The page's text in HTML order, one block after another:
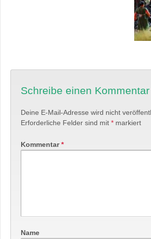
Schreibe einen Kommentar
Deine E-Mail-Adresse wird nicht
Erforderliche Felder sind mit * markiert
Kommentar*
Name